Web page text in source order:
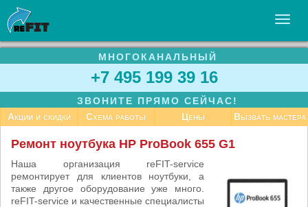
УСЛУГИ
БИЗНЕСУ
СТАТЬИ
КОНТАКТЫ
МНОГОКАНАЛЬНЫЙ
+7 495 199 39 16
ЗВОНИТЕ ПРЯМО СЕЙЧАС!
Акции и скидки
Схема работы Цены Вызвать мастера
Ремонт ноутбука HP ProBook 655 G1
Наша организация reFIT-service
ремонтирует для клиентов ноутбуки, а
также другое оборудование уже много.
reFIT-service и качественные специалисты